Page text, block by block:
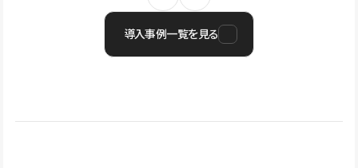
導入事例一覧を見る